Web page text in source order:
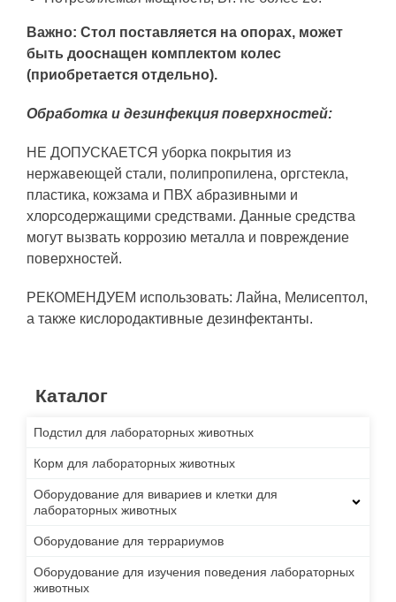
Каталог
Подстил для лабораторных животных
Корм для лабораторных животных
Оборудование для вивариев и клетки для
лабораторных животных
Оборудование для террариумов
Оборудование для изучения поведения лабораторных
животных
Важно: Стол поставляется на опорах, может
быть дооснащен комплектом колес
(приобретается отдельно).
Обработка и дезинфекция поверхностей:
НЕ ДОПУСКАЕТСЯ уборка покрытия из
нержавеющей стали, полипропилена, оргстекла,
пластика, кожзама и ПВХ абразивными и
хлорсодержащими средствами. Данные средства
могут вызвать коррозию металла и повреждение
поверхностей.
РЕКОМЕНДУЕМ использовать: Лайна, Мелисептол,
а также кислородактивные дезинфектанты.